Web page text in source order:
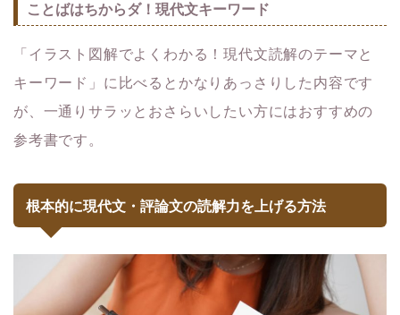
ことばはちからダ！現代文キーワード
「イラスト図解でよくわかる！現代文読解のテーマと
キーワード」に比べるとかなりあっさりした内容です
が、一通りサラッとおさらいしたい方にはおすすめの
参考書です。
根本的に現代文・評論文の読解力を上げる方法